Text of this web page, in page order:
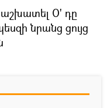
աշխատել Օ' դը
նրանց ցույց